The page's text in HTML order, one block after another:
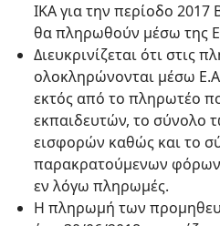
ΙΚΑ για την περίοδο 2017
θα πληρωθούν μέσω της
Διευκρινίζεται ότι στις
ολοκληρώνονται μέσω
εκτός από το πληρωτέο
εκπαιδευτών, το σύνολο
εισφορών καθώς και το
παρακρατούμενων
εν λόγω πληρωμές.
Η πληρωμή των